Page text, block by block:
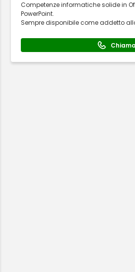
Competenze informatiche solide in
PowerPoint.
Sempre disponibile come addetto
Chiama